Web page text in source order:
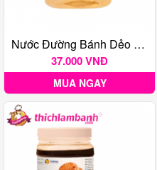
Nước Đường Bánh Dẻo Farrina 500G
37.000 VNĐ
MUA NGAY